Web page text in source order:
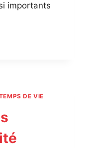
importants
DE VIE